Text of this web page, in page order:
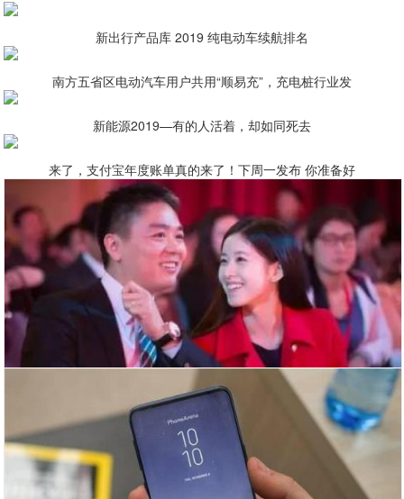
新出行产品库 2019 纯电动车续航排名
南方五省区电动汽车用户共用“顺易充”，充电桩行业发
新能源2019—有的人活着，却如同死去
来了，支付宝年度账单真的来了！下周一发布 你准备好